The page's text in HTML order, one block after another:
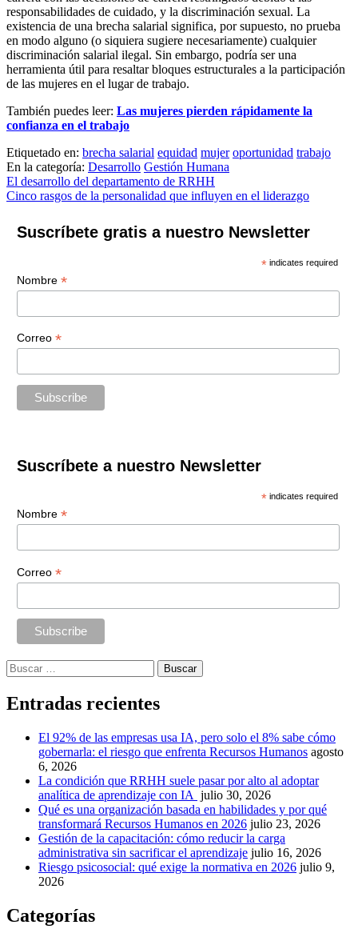
responsabilidades de cuidado, y la discriminación sexual. La
existencia de una brecha salarial significa, por supuesto, no prueba
en modo alguno (o siquiera sugiere necesariamente) cualquier
discriminación salarial ilegal. Sin embargo, podría ser una
herramienta útil para resaltar bloques estructurales a la participación
de las mujeres en el lugar de trabajo.
También puedes leer: Las mujeres pierden rápidamente la
confianza en el trabajo
Etiquetado en: brecha salarial equidad mujer oportunidad trabajo
En la categoría: Desarrollo Gestión Humana
Navegación
de
entradas
El desarrollo del departamento de RRHH
Cinco rasgos de la personalidad que influyen en el liderazgo
Suscríbete gratis a nuestro Newsletter
* indicates required
Nombre *
Correo *
Suscríbete a nuestro Newsletter
* indicates required
Nombre *
Correo *
Buscar:
Entradas recientes
El 92% de las empresas usa IA, pero solo el 8% sabe cómo
gobernarla: el riesgo que enfrenta Recursos Humanos agosto
6, 2026
La condición que RRHH suele pasar por alto al adoptar
analítica de aprendizaje con IA julio 30, 2026
Qué es una organización basada en habilidades y por qué
transformará Recursos Humanos en 2026 julio 23, 2026
Gestión de la capacitación: cómo reducir la carga
administrativa sin sacrificar el aprendizaje julio 16, 2026
Riesgo psicosocial: qué exige la normativa en 2026 julio 9,
2026
Categorías